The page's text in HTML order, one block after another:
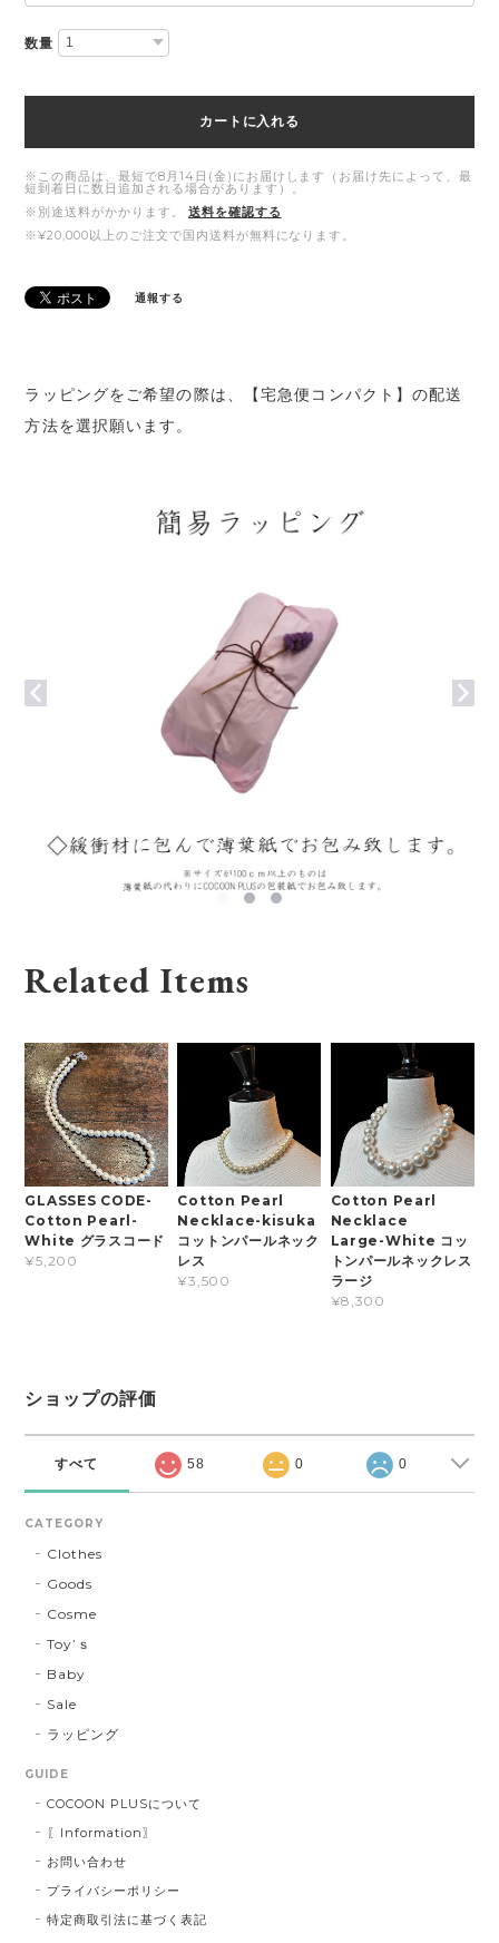
数量
カートに入れる
※この商品は、最短で8月14日(金)にお届けします（お届け先によって、最
短到着日に数日追加される場合があります）。
※別途送料がかかります。
送料を確認する
※¥20,000以上のご注文で国内送料が無料になります。
通報する
ラッピングをご希望の際は、【宅急便コンパクト】の配送
方法を選択願います。
Related Items
GLASSES CODE-
Cotton Pearl-
White グラスコード
¥5,200
Cotton Pearl
Necklace-kisuka
コットンパールネック
レス
¥3,500
Cotton Pearl
Necklace
Large-White コッ
トンパールネックレス
ラージ
¥8,300
ショップの評価
すべて 58 0 0
CATEGORY
Clothes
Goods
Cosme
Toy’ｓ
Baby
Sale
ラッピング
GUIDE
COCOON PLUSについて
〖Information〗
お問い合わせ
プライバシーポリシー
特定商取引法に基づく表記